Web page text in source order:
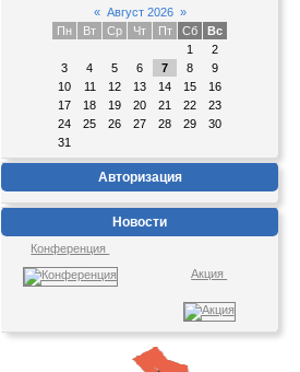
« Август 2026 »
Пн
Вт Ср Чт Пт Сб
Вс
1
2
3
4 5 6 7 8
9
10
11 12 13 14 15
16
17
18 19 20 21 22
23
24
25 26 27 28 29
30
31
Авторизация
Новости
Конференция
Акция